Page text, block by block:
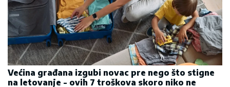
Većina građana izgubi novac pre nego što stigne
na letovanje - ovih 7 troškova skoro niko ne